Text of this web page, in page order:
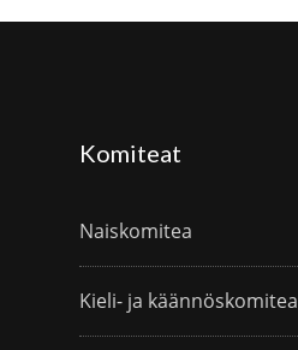
Komiteat
Naiskomitea
Kieli- ja käännöskomitea